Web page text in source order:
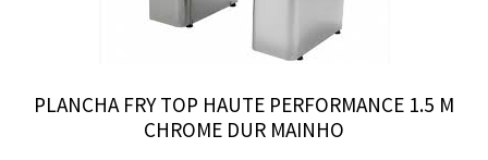
PLANCHA FRY TOP HAUTE PERFORMANCE 1.5 M
CHROME DUR MAINHO